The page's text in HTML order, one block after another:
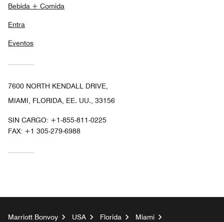
Bebida + Comida
Entra
Eventos
7600 NORTH KENDALL DRIVE,
MIAMI, FLORIDA, EE. UU., 33156
SIN CARGO: +1-855-811-0225
FAX: +1 305-279-6988
Marriott Bonvoy USA Florida
Miami